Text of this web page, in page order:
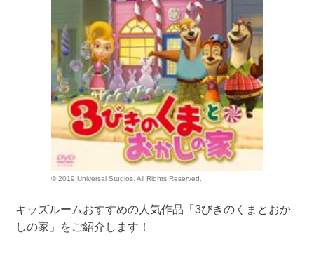
© 2019 Universal Studios. All Rights Reserved.
キッズルームおすすめの人気作品「3びきのくまとおか
しの家」をご紹介します！